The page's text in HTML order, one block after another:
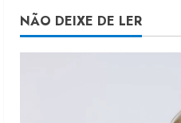
NÃO DEIXE DE LER